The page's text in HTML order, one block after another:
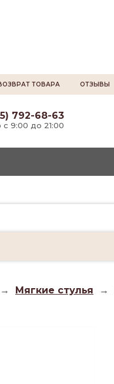
ТОВАРА ОТЗЫВЫ
792-68-63
9:00 до 21:00
→ Мягкие стулья →